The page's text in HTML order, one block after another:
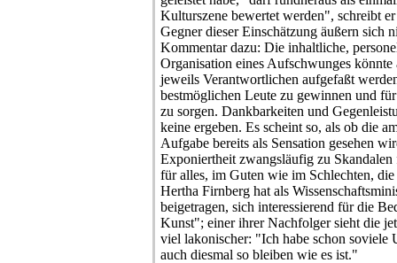
Kulturszene bewertet werden", schreibt
Gegner dieser Einschätzung äußern sich
Kommentar dazu: Die inhaltliche,
Organisation eines Aufschwunges
jeweils Verantwortlichen aufgefaßt
bestmöglichen Leute zu gewinnen und
zu sorgen. Dankbarkeiten und
keine ergeben. Es scheint so, als ob die
Aufgabe bereits als Sensation gesehen
Exponiertheit zwangsläufig zu Skandalen
für alles, im Guten wie im Schlechten,
Hertha Firnberg hat als
beigetragen, sich interessierend für die
Kunst"; einer ihrer Nachfolger sieht die
viel lakonischer: "Ich habe schon soviele
auch diesmal so bleiben wie es ist."